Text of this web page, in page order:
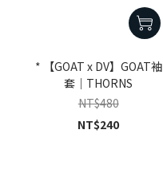
* 【GOAT x DV】GOAT袖
套｜THORNS
NT$480
NT$240